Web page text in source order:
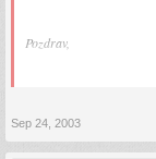
Pozdrav,
od nedavno se je nesta
E sad ja se nalazim u
Sep 24, 2003